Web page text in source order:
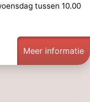
tussen 10.00
Meer informatie